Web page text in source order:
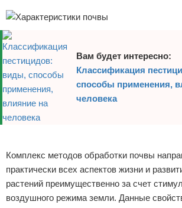
Вам будет интересно:
Классификация
способы применения,
человека
Комплекс методов обработки почвы
практически всех аспектов жизни и
растений преимущественно за счет
воздушного режима земли. Данные